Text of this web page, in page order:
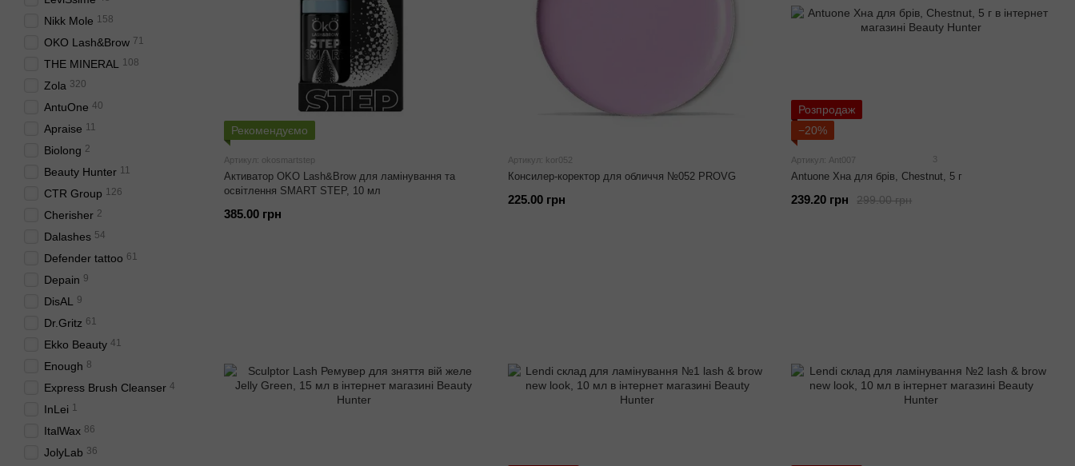
Рекомендуємо
Артикул: okosmartstep
Активатор OKO Lash&Brow для ламінування та
освітлення SMART STEP, 10 мл
385.00 грн
Артикул: kor052
Консилер-коректор для обличчя №052 PROVG
225.00 грн
Розпродаж
−20%
Артикул: Ant007 3
Antuone Хна для брів, Chestnut, 5 г
299.00 грн
239.20 грн
Nikk Mole 158
OKO Lash&Brow 71
THE MINERAL 108
Zola 320
AntuOne 40
Apraise 11
Biolong 2
Beauty Hunter 11
CTR Group 126
Cherisher 2
Dalashes 54
Defender tattoo 61
Depain 9
DisAL 9
Dr.Gritz 61
Ekko Beauty 41
Enough 8
Express Brush Cleanser 4
InLei 1
ItalWax 86
JolyLab 36